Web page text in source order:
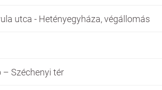
utca - Hetényegyháza, végállomás
Széchenyi tér